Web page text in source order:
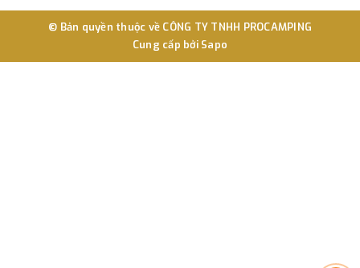
© Bản quyền thuộc về CÔNG TY TNHH PROCAMPING
Cung cấp bởi Sapo